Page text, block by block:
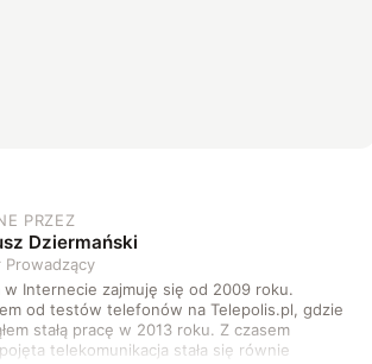
PRZEZ
Dziermański
Prowadzący
w Internecie zajmuję się od 2009 roku.
od testów telefonów na Telepolis.pl, gdzie
stałą pracę w 2013 roku. Z czasem
telekomunikacja stała się równie